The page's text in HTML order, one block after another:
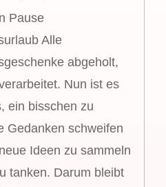
Pause
Alle
abgeholt,
Nun ist es
ein bisschen zu
Gedanken schweifen
Ideen zu sammeln
tanken. Darum bleibt